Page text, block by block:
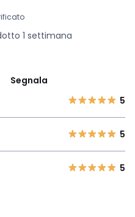
1 settimana
Segnala
5
5
5